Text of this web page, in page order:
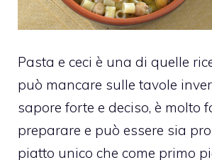
Pasta e ceci è una di quelle
può mancare sulle tavole
sapore forte e deciso, è molto
preparare e può essere sia
piatto unico che come primo